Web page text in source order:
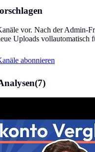
vor. Nach der Admin-
Uploads vollautomatisch
abonnieren
(7)